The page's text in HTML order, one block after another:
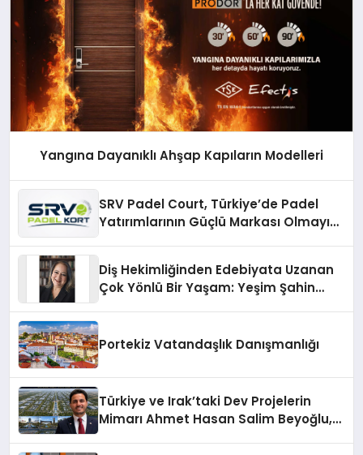
Yangına Dayanıklı Ahşap Kapıların Modelleri
SRV Padel Court, Türkiye’de Padel
Yatırımlarının Güçlü Markası Olmayı
Diş Hekimliğinden Edebiyata Uzanan
Çok Yönlü Bir Yaşam: Yeşim Şahin
Portekiz Vatandaşlık Danışmanlığı
Türkiye ve Irak’taki Dev Projelerin
Mimarı Ahmet Hasan Salim Beyoğlu,